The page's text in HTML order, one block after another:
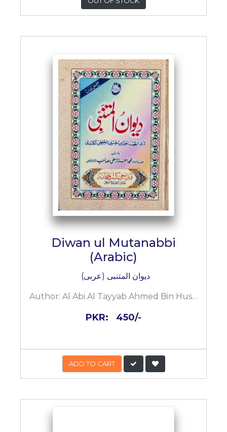
Diwan ul Mutanabbi
(Arabic)
دیوان المتنبی (عربی)
Author: Al Abi Al Tayyab Ahmed Bin Hussain Al Jafi Al Kundi
PKR: 450/-
ADD TO CART